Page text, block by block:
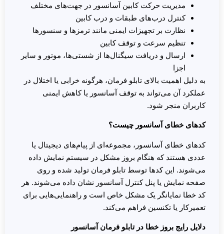
مدیریت حرکت کابین آسانسور در جهت‌های مختلف
کنترل درب‌های طبقات و درب کابین
نظارت بر تجهیزات ایمنی مانند ترمزها و سنسورها
تنظیم سرعت و توقف کابین
ارسال و دریافت سیگنال‌ها از شستی‌ها، موتور و سایر
اجزا
به دلیل اهمیت بالای تابلو فرمان، هرگونه خرابی یا اختلال در
عملکرد آن می‌تواند به توقف آسانسور یا کاهش ایمنی
کاربران منجر شود.
کدهای خطای آسانسور چیست؟
کدهای خطای آسانسور، مجموعه‌ای از پیام‌های دیجیتال یا
عددی هستند که هنگام بروز مشکل در سیستم نمایش داده
می‌شوند. این کدها توسط تابلو فرمان تولید شده و روی
صفحه نمایش یا پنل کنترل آسانسور نشان داده می‌شوند. هر
کد خطا نمایانگر یک مشکل خاص است و راهنمایی‌هایی برای
تعمیرکار یا تکنسین فراهم می‌کند.
دلایل رایج بروز خطا در تابلو فرمان آسانسور